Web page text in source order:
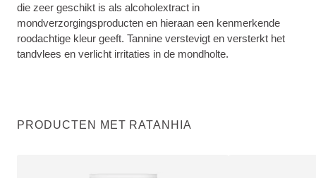
die zeer geschikt is als alcoholextract in
mondverzorgingsproducten en hieraan een kenmerkende
roodachtige kleur geeft. Tannine verstevigt en versterkt het
tandvlees en verlicht irritaties in de mondholte.
PRODUCTEN MET RATANHIA